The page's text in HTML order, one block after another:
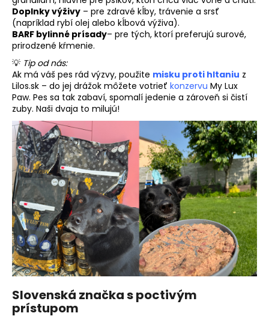
Doplnky výživy – pre zdravé kĺby, trávenie a srsť
(napríklad rybí olej alebo kĺbová výživa).
BARF bylinné prísady– pre tých, ktorí preferujú surové,
prirodzené kŕmenie.
💡 Tip od nás:
Ak má váš pes rád výzvy, použite misku proti hltaniu z
Lilos.sk – do jej drážok môžete votrieť konzervu My Lux
Paw. Pes sa tak zabaví, spomalí jedenie a zároveň si čistí
zuby. Naši dvaja to milujú!
Slovenská značka s poctivým
prístupom